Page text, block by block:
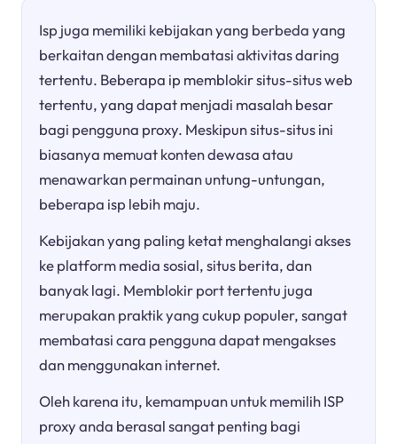
Isp juga memiliki kebijakan yang berbeda yang
berkaitan dengan membatasi aktivitas daring
tertentu. Beberapa ip memblokir situs-situs web
tertentu, yang dapat menjadi masalah besar
bagi pengguna proxy. Meskipun situs-situs ini
biasanya memuat konten dewasa atau
menawarkan permainan untung-untungan,
beberapa isp lebih maju.
Kebijakan yang paling ketat menghalangi akses
ke platform media sosial, situs berita, dan
banyak lagi. Memblokir port tertentu juga
merupakan praktik yang cukup populer, sangat
membatasi cara pengguna dapat mengakses
dan menggunakan internet.
Oleh karena itu, kemampuan untuk memilih ISP
proxy anda berasal sangat penting bagi